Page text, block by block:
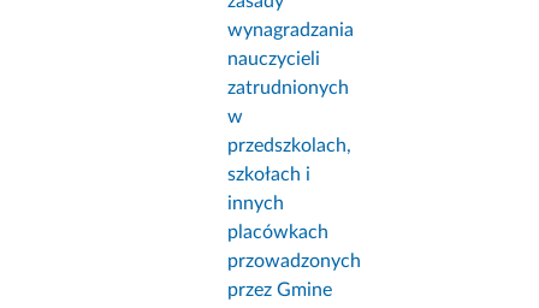
wynagradzania
nauczycieli
zatrudnionych
w
przedszkolach,
szkołach i
innych
placówkach
przowadzonych
przez Gmine